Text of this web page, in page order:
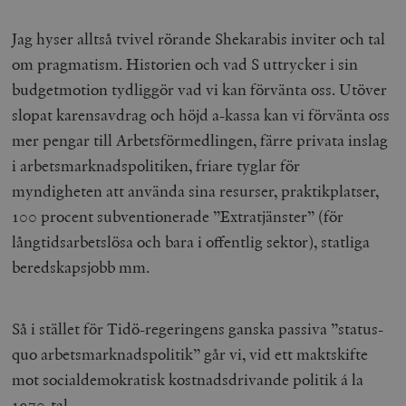
Jag hyser alltså tvivel rörande Shekarabis inviter och tal
om pragmatism. Historien och vad S uttrycker i sin
budgetmotion tydliggör vad vi kan förvänta oss. Utöver
slopat karensavdrag och höjd a-kassa kan vi förvänta oss
mer pengar till Arbetsförmedlingen, färre privata inslag
i arbetsmarknadspolitiken, friare tyglar för
myndigheten att använda sina resurser, praktikplatser,
100 procent subventionerade ”Extratjänster” (för
långtidsarbetslösa och bara i offentlig sektor), statliga
beredskapsjobb mm.
Så i stället för Tidö-regeringens ganska passiva ”status-
quo arbetsmarknadspolitik” går vi, vid ett maktskifte
mot socialdemokratisk kostnadsdrivande politik á la
woocommerce_items_in_cart
timbro.se
wp_woocommerce_session_[abcdef0123456789]
{32}
timbro.se